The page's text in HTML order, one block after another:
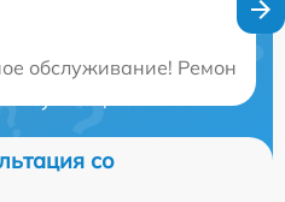
обслуживание! Ремонт
со